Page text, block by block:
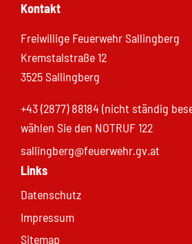
Kontakt
Freiwillige Feuerwehr Sallingberg
Kremstalstraße 12
3525 Sallingberg
+43 (2877) 88184 (nicht ständig
wählen Sie den NOTRUF 122
sallingberg@feuerwehr.gv.at
Links
Datenschutz
Impressum
Sitemap